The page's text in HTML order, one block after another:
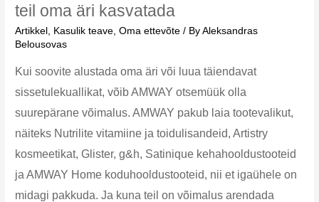
pesuvahend?
teil oma äri kasvatada
Artikkel , Kasulik teave,Oma ettevõte / ByAleksandras
Belousovas
Kui soovite alustada oma äri või luua täiendavat
sissetulekuallikat, võib AMWAY otsemüük olla
suurepärane võimalus. AMWAY pakub laia tootevalikut,
näiteks Nutrilite vitamiine ja toidulisandeid, Artistry
kosmeetikat, Glister, g&h, Satinique kehahooldustooteid
ja AMWAY Home koduhooldustooteid, nii et igaühele on
midagi pakkuda. Ja kuna teil on võimalus arendada